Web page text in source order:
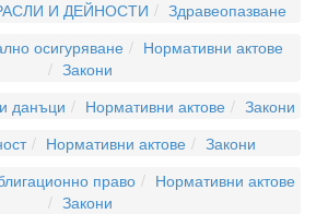
И ДЕЙНОСТИ
Здравеопазване
осигуряване
Нормативни актове
Закони
данъци
Нормативни актове
Закони
Нормативни актове
Закони
право
Нормативни актове
Закони